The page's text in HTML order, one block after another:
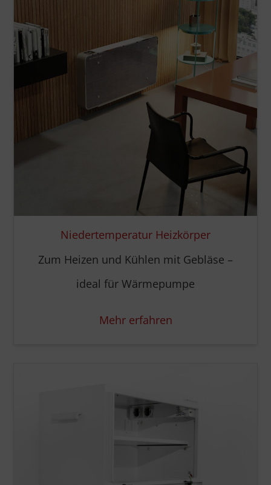
Niedertemperatur Heizkörper
Zum Heizen und Kühlen mit Gebläse –
ideal für Wärmepumpe
Mehr erfahren